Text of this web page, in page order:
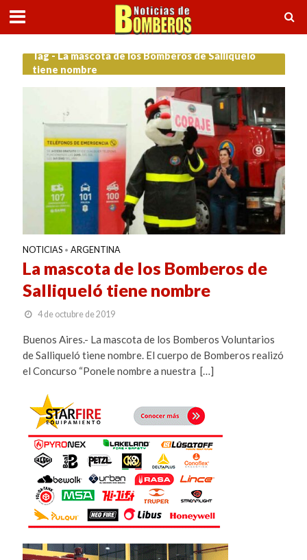
Tag - La mascota de los Bomberos de Salliqueló
tiene nombre
NOTICIAS • ARGENTINA
La mascota de los Bomberos de
Salliqueló tiene nombre
4 de octubre de 2019
Buenos Aires.- La mascota de los Bomberos Voluntarios
de Salliqueló tiene nombre. El cuerpo de Bomberos realizó
el Concurso “Ponele nombre a nuestra […]